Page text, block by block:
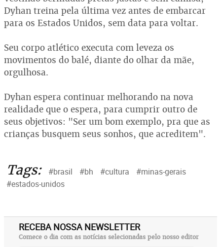
Dyhan treina pela última vez antes de embarcar
para os Estados Unidos, sem data para voltar.
Seu corpo atlético executa com leveza os
movimentos do balé, diante do olhar da mãe,
orgulhosa.
Dyhan espera continuar melhorando na nova
realidade que o espera, para cumprir outro de
seus objetivos: "Ser um bom exemplo, pra que as
crianças busquem seus sonhos, que acreditem".
Tags: #brasil #bh #cultura
#minas-gerais
#estados-unidos
RECEBA NOSSA NEWSLETTER
Comece o dia com as notícias selecionadas pelo nosso editor